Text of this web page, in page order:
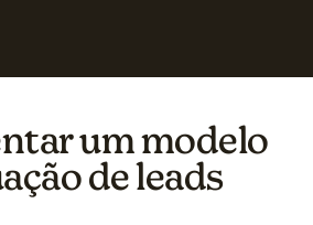
um modelo
de leads